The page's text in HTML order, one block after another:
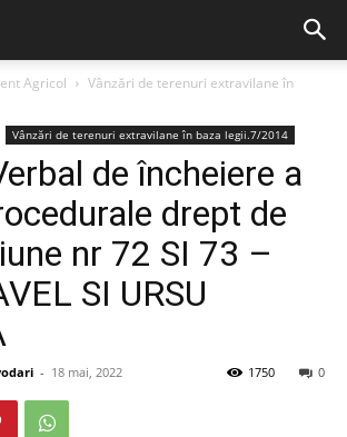
Agricol
Vânzări de terenuri extravilane în
Vânzări de terenuri extravilane în baza legii.7/2014
de încheiere a
drept de
nr 72 SI 73 –
SI URSU
- 18 mai, 2022 0
1750